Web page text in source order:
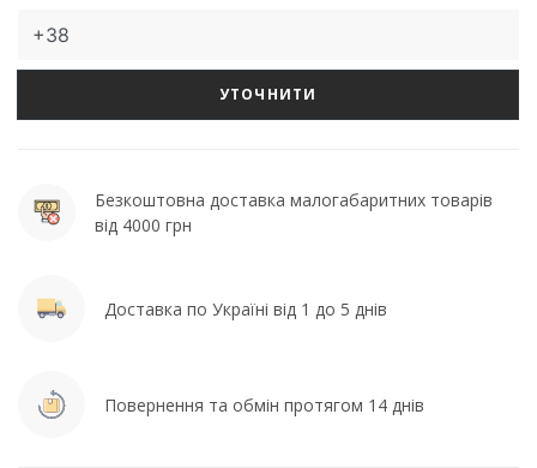
УТОЧНИТИ
Безкоштовна доставка малогабаритних товарів
від 4000 грн
Доставка по Україні від 1 до 5 днів
Повернення та обмін протягом 14 днів